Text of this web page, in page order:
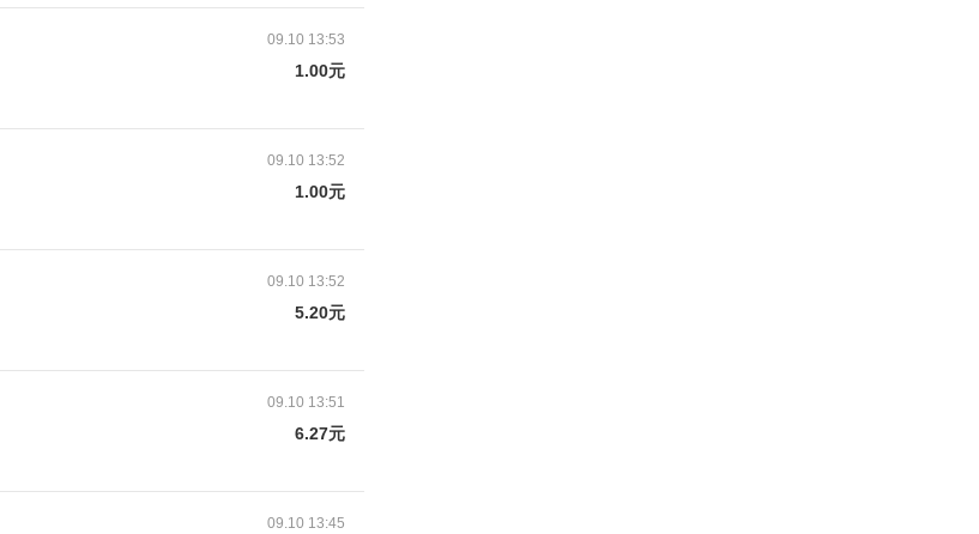
09.10 13:53
1.00元
09.10 13:52
1.00元
09.10 13:52
5.20元
09.10 13:51
6.27元
09.10 13:45